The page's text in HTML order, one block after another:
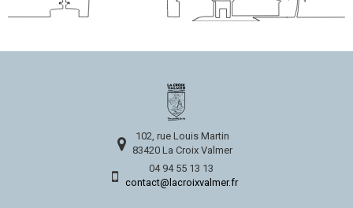
102, rue Louis Martin
83420 La Croix Valmer
04 94 55 13 13
contact@lacroixvalmer.fr